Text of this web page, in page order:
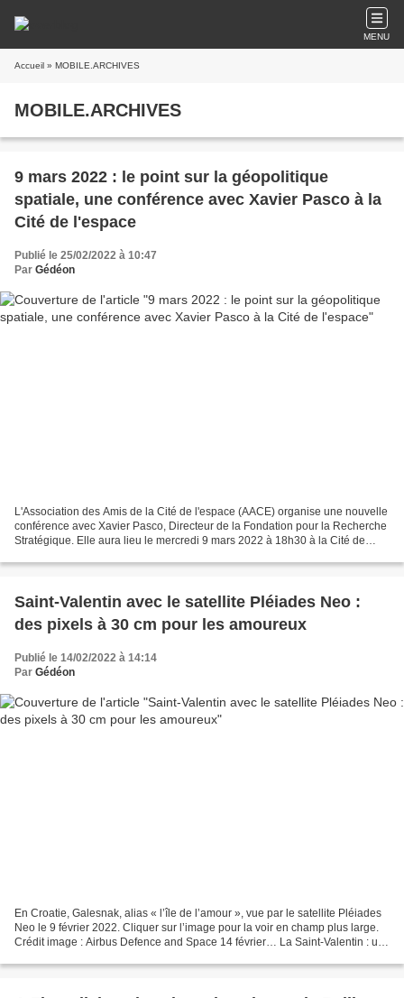
MENU
Accueil » MOBILE.ARCHIVES
MOBILE.ARCHIVES
9 mars 2022 : le point sur la géopolitique
spatiale, une conférence avec Xavier Pasco à la
Cité de l'espace
Publié le 25/02/2022 à 10:47
Par Gédéon
L'Association des Amis de la Cité de l'espace (AACE) organise une nouvelle
conférence avec Xavier Pasco, Directeur de la Fondation pour la Recherche
Stratégique. Elle aura lieu le mercredi 9 mars 2022 à 18h30 à la Cité de
Saint-Valentin avec le satellite Pléiades Neo :
des pixels à 30 cm pour les amoureux
Publié le 14/02/2022 à 14:14
Par Gédéon
En Croatie, Galesnak, alias « l’île de l’amour », vue par le satellite Pléiades
Neo le 9 février 2022. Cliquer sur l’image pour la voir en champ plus large.
Crédit image : Airbus Defence and Space 14 février… La Saint-Valentin : un